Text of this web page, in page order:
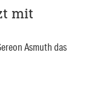
mit
Asmuth das